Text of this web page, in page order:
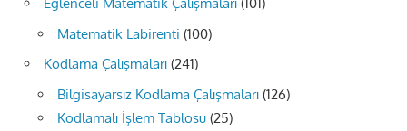
Matematik Labirenti (100)
Kodlama Çalışmaları (241)
Bilgisayarsız Kodlama Çalışmaları (126)
Kodlamalı İşlem Tablosu (25)